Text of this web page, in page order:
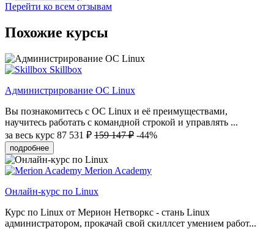
Перейти ко всем отзывам
Похожие курсы
Skillbox
Администрирова­ние ОС Linux
Вы познакомитесь с ОС Linux и её преимуществами,
научитесь работать с командной строкой и управлять ...
за весь курс 87 531 ₽ 159 147 ₽ -44%
подробнее
Merion Academy
Онлайн-курс по Linux
Курс по Linux от Мерион Нетворкс - стань Linux
администратором, прокачай свой скиллсет умением работ...